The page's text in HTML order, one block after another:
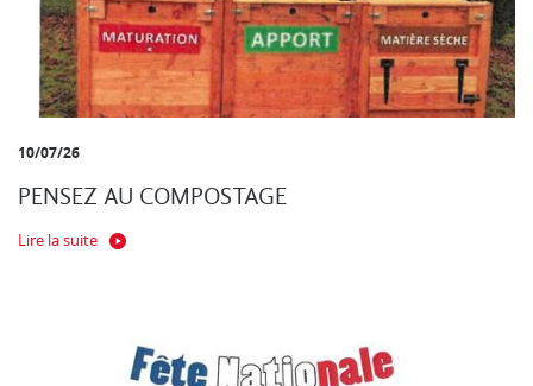
10/07/26
PENSEZ AU COMPOSTAGE
Lire la suite